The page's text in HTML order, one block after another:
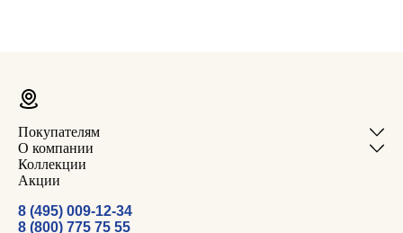
Покупателям
О компании
Коллекции
Акции
8 (495) 009-12-34
8 (800) 775 75 55